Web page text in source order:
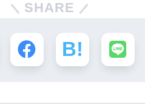
SHARE